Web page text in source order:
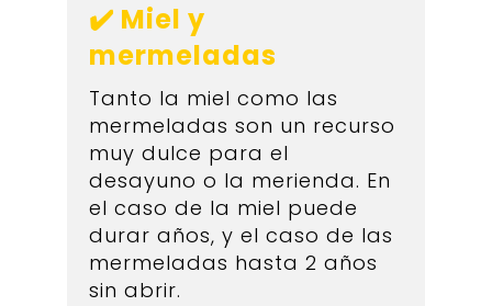
✔️ Miel y
mermeladas
Tanto la miel como las
mermeladas son un recurso
muy dulce para el
desayuno o la merienda. En
el caso de la miel puede
durar años, y el caso de las
mermeladas hasta 2 años
sin abrir.